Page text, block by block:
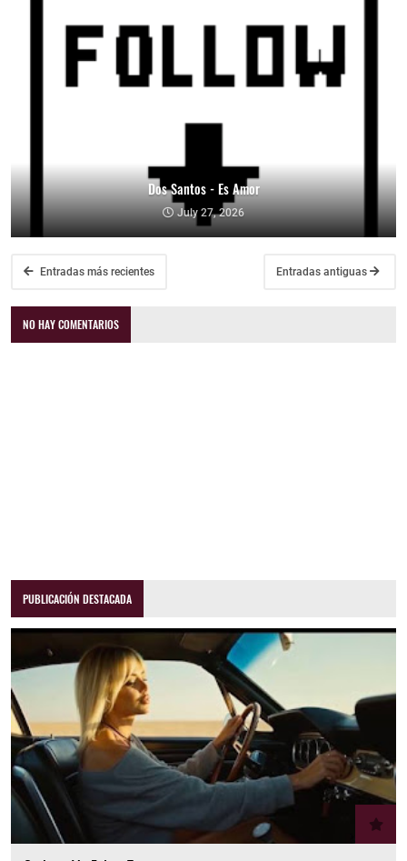
Dos Santos - Es Amor
July 27, 2026
Entradas más recientes Entradas antiguas
NO HAY COMENTARIOS
PUBLICACIÓN DESTACADA